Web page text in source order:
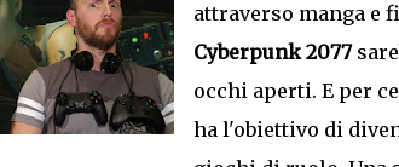
attraverso manga e
Cyberpunk 2077
occhi aperti. E per
ha l'obiettivo di